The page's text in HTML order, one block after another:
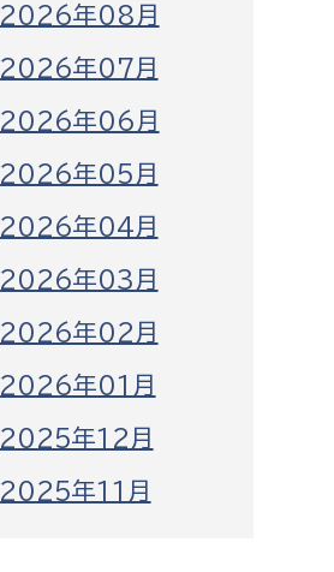
2026年08月
2026年07月
2026年06月
2026年05月
2026年04月
2026年03月
2026年02月
2026年01月
2025年12月
2025年11月